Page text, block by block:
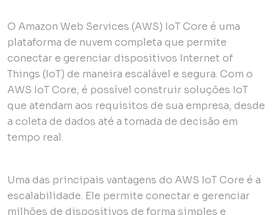
O Amazon Web Services (AWS) IoT Core é uma
plataforma de nuvem completa que permite
conectar e gerenciar dispositivos Internet of
Things (IoT) de maneira escalável e segura. Com o
AWS IoT Core, é possível construir soluções IoT
que atendam aos requisitos de sua empresa, desde
a coleta de dados até a tomada de decisão em
tempo real.
Uma das principais vantagens do AWS IoT Core é a
escalabilidade. Ele permite conectar e gerenciar
milhões de dispositivos de forma simples e